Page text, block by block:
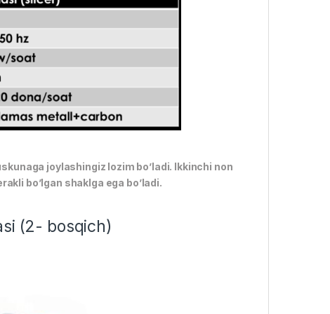
joylashingiz lozim bo’ladi. Ikkinchi non
bo’lgan shaklga ega bo’ladi.
(2- bosqich)